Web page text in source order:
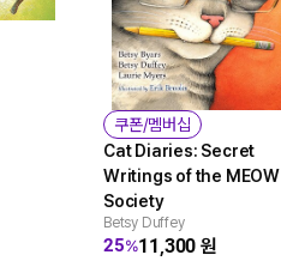
쿠폰/멤버십
Cat Diaries: Secret
Writings of the MEOW
Society
Betsy Duffey
25%11,300원